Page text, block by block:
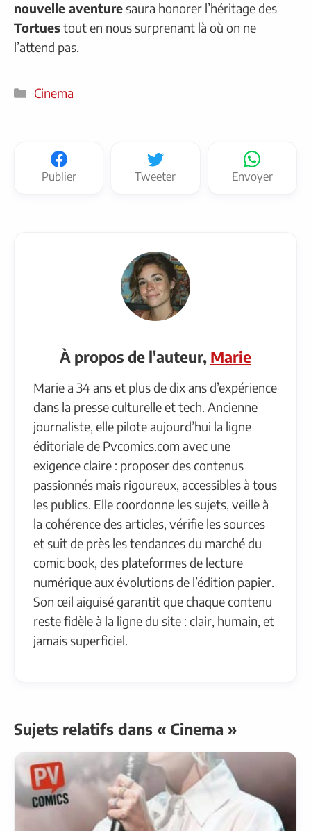
nouvelle aventure saura honorer l’héritage des
Tortuestout en nous surprenant là où on ne
l’attend pas.
Catégories
Cinema
Publier Tweeter Envoyer
À propos de l'auteur, Marie
Marie a 34 ans et plus de dix ans d’expérience
dans la presse culturelle et tech. Ancienne
journaliste, elle pilote aujourd’hui la ligne
éditoriale de Pvcomics.com avec une
exigence claire : proposer des contenus
passionnés mais rigoureux, accessibles à tous
les publics. Elle coordonne les sujets, veille à
la cohérence des articles, vérifie les sources
et suit de près les tendances du marché du
comic book, des plateformes de lecture
numérique aux évolutions de l’édition papier.
Son œil aiguisé garantit que chaque contenu
reste fidèle à la ligne du site : clair, humain, et
jamais superficiel.
Sujets relatifs dans « Cinema »